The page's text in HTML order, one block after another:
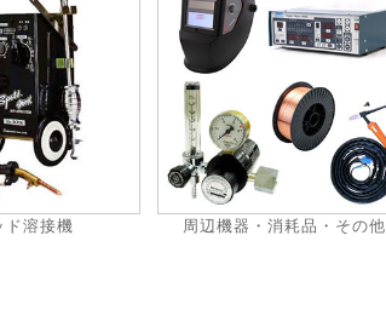
ド溶接機 周辺機器・消耗品・その他